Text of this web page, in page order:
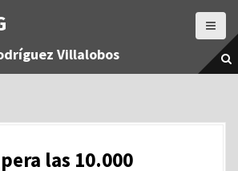
Villalobos
las 10.000